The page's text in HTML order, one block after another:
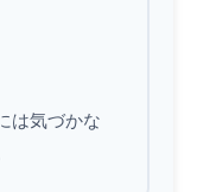
は気づかな